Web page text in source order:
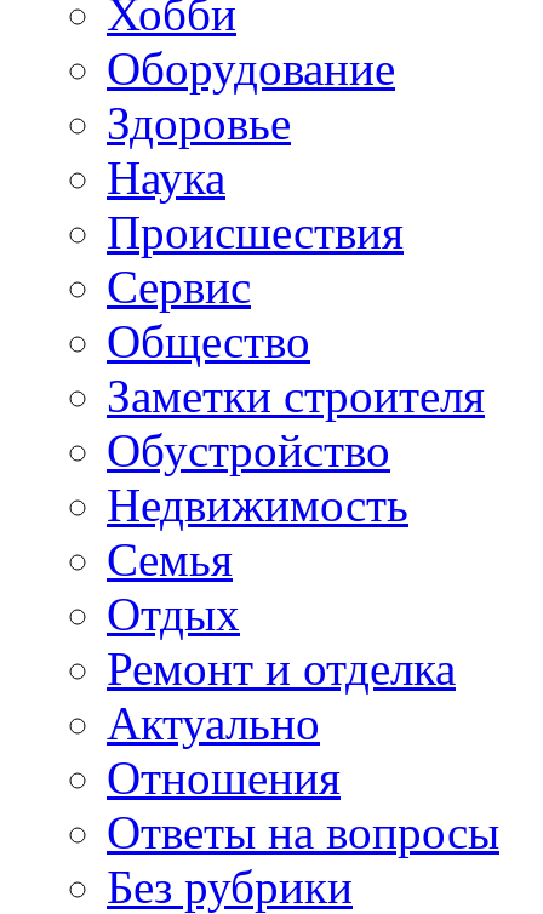
Хобби
Oборудование
Здоровье
Наука
Происшествия
Сервис
Общество
Заметки строителя
Обустройство
Недвижимость
Семья
Отдых
Ремонт и отделка
Актуально
Отношения
Ответы на вопросы
Без рубрики